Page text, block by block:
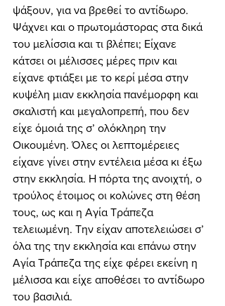
ψάξουν, για να βρεθεί το αντίδωρο.
Ψάχνει και ο πρωτομάστορας στα δικά
του μελίσσια και τι βλέπει; Είχανε
κάτσει οι μέλισσες μέρες πριν και
είχανε φτιάξει με το κερί μέσα στην
κυψέλη μιαν εκκλησία πανέμορφη και
σκαλιστή και μεγαλοπρεπή, που δεν
είχε όμοιά της σ’ ολόκληρη την
Οικουμένη. Όλες οι λεπτομέρειες
είχανε γίνει στην εντέλεια μέσα κι έξω
στην εκκλησία. Η πόρτα της ανοιχτή, ο
τρούλος έτοιμος οι κολώνες στη θέση
τους, ως και η Αγία Τράπεζα
τελειωμένη. Την είχαν αποτελειώσει σ’
όλα της την εκκλησία και επάνω στην
Αγία Τράπεζα της είχε φέρει εκείνη η
μέλισσα και είχε αποθέσει το αντίδωρο
του βασιλιά.